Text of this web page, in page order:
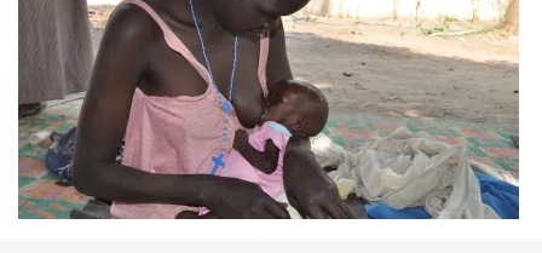
gain new
for our
accept
cookies
optional